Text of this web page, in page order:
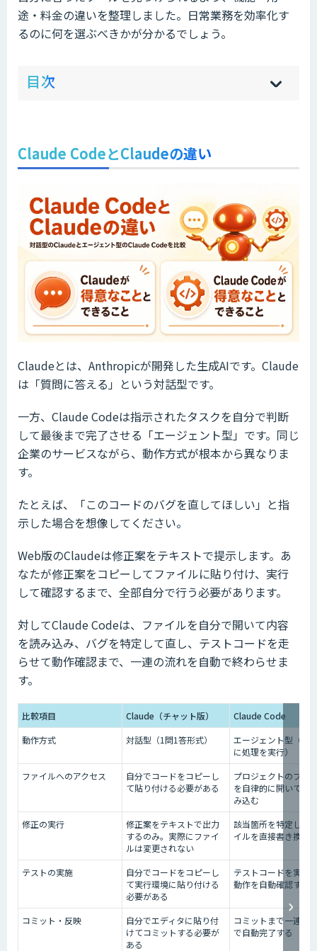
途・料金の違いを整理しました。日常業務を効率化す
るのに何を選ぶべきかが分かるでしょう。
目次 hi
]
sh
]
Claude CodeとClaudeの違い
Claudeとは、Anthropicが開発した生成AIです。Claude
は「質問に答える」という対話型です。
一方、Claude Codeは指示されたタスクを自分で判断
して最後まで完了させる「エージェント型」です。同じ
企業のサービスながら、動作方式が根本から異なりま
す。
たとえば、「このコードのバグを直してほしい」と指
示した場合を想像してください。
Web版のClaudeは修正案をテキストで提示します。あ
なたが修正案をコピーしてファイルに貼り付け、実行
して確認するまで、全部自分で行う必要があります。
対してClaude Codeは、ファイルを自分で開いて内容
を読み込み、バグを特定して直し、テストコードを走
らせて動作確認まで、一連の流れを自動で終わらせま
す。
比較項目 Claude（チャット版）
Claude Code
動作方式
対話型（1問1答形式）
エージェント型（自
に処理を実行）
ファイルへのアクセス
自分でコードをコピーし
て貼り付ける必要がある
プロジェクトのファ
を自律的に開いて直
み込む
修正の実行
修正案をテキストで出力
するのみ。実際にファイ
ルは変更されない
該当箇所を特定して
イルを直接書き換え
テストの実施
自分でコードをコピーし
て実行環境に貼り付ける
必要がある
テストコードを実行
動作を自動確認する
コミット・反映
自分でエディタに貼り付
けてコミットする必要が
ある
コミットまで一連の
で自動完了する